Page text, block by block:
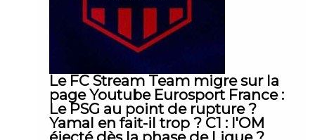
Le FC Stream Team migre sur la
page Youtube Eurosport France :
Le PSG au point de rupture ?
Yamal en fait-il trop ? C1 : l'OM